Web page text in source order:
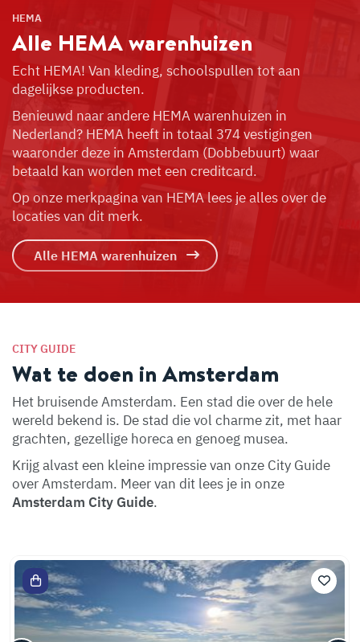
HEMA
Alle HEMAwarenhuizen
Echt HEMA! Van kleding, schoolspullen tot aan
dagelijkse producten.
Benieuwd naar andere HEMA warenhuizen in
Nederland? HEMA heeft in totaal 374 vestigingen
waaronder deze in Amsterdam (Dobbebuurt) waar
betaald kan worden met een creditcard.
Op onze merkpagina van HEMA lees je alles over de
locaties van dit merk.
Alle HEMA warenhuizen
CITY GUIDE
Wat te doen in Amsterdam
Het bruisende Amsterdam. Een stad die over de hele
wereld bekend is. De stad die vol charme zit, met haar
grachten, gezellige horeca en genoeg musea.
Krijg alvast een kleine impressie van onze City Guide
over Amsterdam. Meer van dit lees je in onze
Amsterdam City Guide.